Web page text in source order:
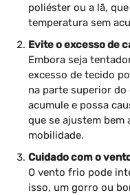
poliéster ou a lã,
temperatura sem
Evite o excesso de
Embora seja
excesso de tecido
na parte superior
acumule e possa
que se ajustem bem
mobilidade.
Cuidado com o
O vento frio pode
isso, um gorro ou